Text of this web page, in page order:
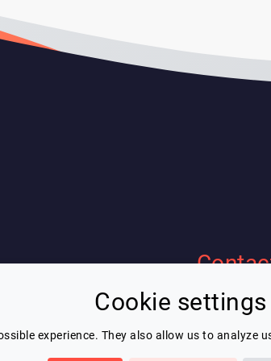
Cookie settings
experience. They also allow us to
Eric Blot